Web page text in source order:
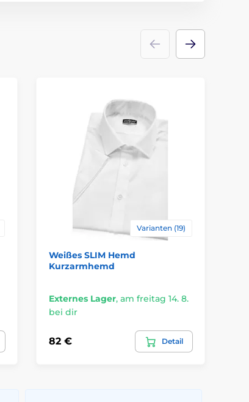
Varianten (19)
Weißes SLIM Hemd
Kurzarmhemd
Externes Lager, am freitag 14. 8.
bei dir
82 € Detail